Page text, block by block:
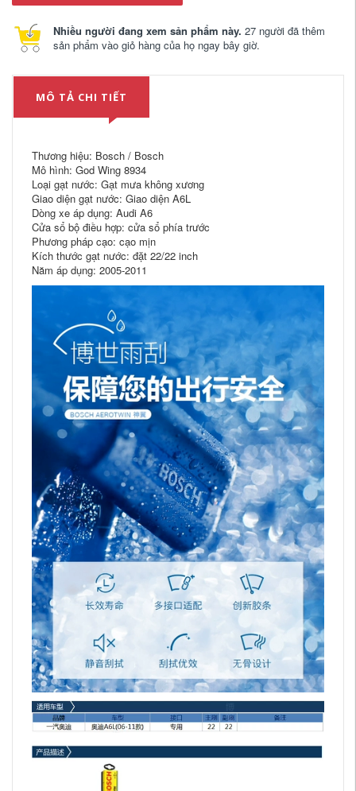
Nhiều người đang xem sản phẩm này. 27 người đã thêm
sản phẩm vào giỏ hàng của họ ngay bây giờ.
MÔ TẢ CHI TIẾT
Thương hiệu: Bosch / Bosch
Mô hình: God Wing 8934
Loại gạt nước: Gạt mưa không xương
Giao diện gạt nước: Giao diện A6L
Dòng xe áp dụng: Audi A6
Cửa sổ bộ điều hợp: cửa sổ phía trước
Phương pháp cạo: cạo mịn
Kích thước gạt nước: đặt 22/22 inch
Năm áp dụng: 2005-2011